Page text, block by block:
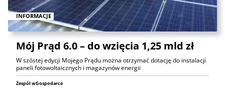
INFORMACJE
Mój Prąd 6.0 – do wzięcia 1,25 mld zł
W szóstej edycji Mojego Prądu można otrzymać dotację do instalacji
paneli fotowoltaicznych i magazynów energii
Zespół wGospodarce